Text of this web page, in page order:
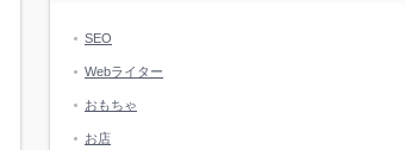
SEO
Webライター
おもちゃ
お店